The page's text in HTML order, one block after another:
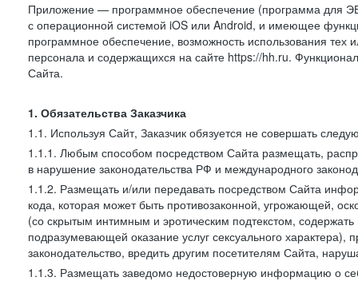
Приложение — программное обеспечение (программа для
с операционной системой iOS или Android, и имеющее
программное обеспечение, возможность использования
персонала и содержащихся на сайте https://hh.ru.
Сайта.
1. Обязательства Заказчика
1.1. Используя Сайт, Заказчик обязуется не совершать
1.1.1. Любым способом посредством Сайта размещать,
в нарушение законодательства РФ и международного
1.1.2. Размещать и/или передавать посредством Сайта
кода, которая может быть противозаконной, угрожающей,
(со скрытым интимным и эротическим подтекстом,
подразумевающей оказание услуг сексуального
законодательство, вредить другим посетителям Сайта,
1.1.3. Размещать заведомо недостоверную информацию о